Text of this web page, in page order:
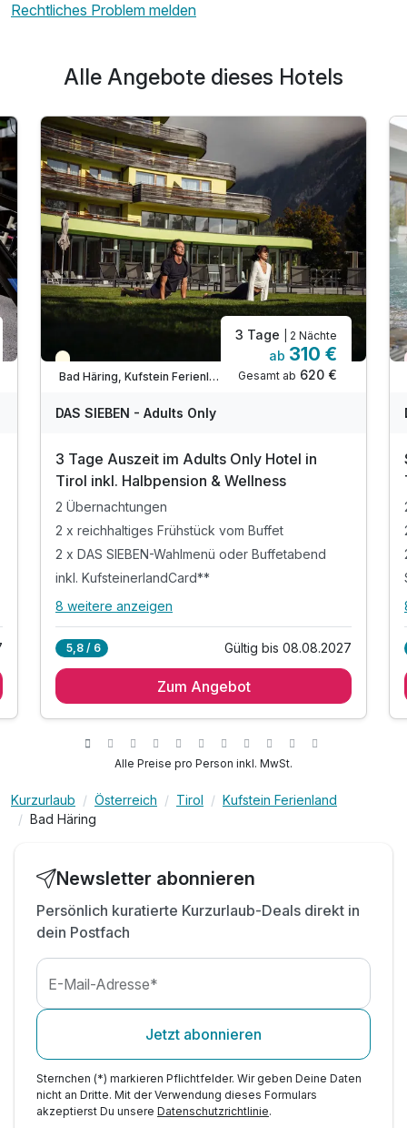
Rechtliches Problem melden
Alle Angebote dieses Hotels
WAR
202
Teilweise ausgelastet
Bad Häring, Kufstein Ferienland
3 Tage | 2 Nächte
ab 310 €
Gesamt ab 620 €
DAS SIEBEN - Adults Only
3 Tage Auszeit im Adults Only Hotel in
Tirol inkl. Halbpension & Wellness
2 Übernachtungen
2 x reichhaltiges Frühstück vom Buffet
2 x DAS SIEBEN-Wahlmenü oder Buffetabend
inkl. KufsteinerlandCard**
Alle Inklusivleistungen
2 x reichhaltiges Frühstück vom Buffet
inkl. Nutzung der Sauna- & Badelandschaft*
Entspannungsprogramm
inkl. Nutzung des Fitnessstudios
inkl. Badetasche mit Bademantel & Slipper
inkl. Tiefgaragenplatz & W-LAN Nutzung
Welcome Drink
8 weitere anzeigen
5,8 / 6 Gültig bis 08.08.2027
Zum Angebot
Alle Preise pro Person inkl. MwSt.
Kurzurlaub Österreich Tirol
Kufstein Ferienland
Bad Häring
Newsletter abonnieren
Persönlich kuratierte Kurzurlaub-Deals direkt in
dein Postfach
E-Mail-Adresse*
Jetzt abonnieren
Sternchen (*) markieren Pflichtfelder. Wir geben Deine Daten
nicht an Dritte. Mit der Verwendung dieses Formulars
akzeptierst Du unsere Datenschutzrichtlinie.